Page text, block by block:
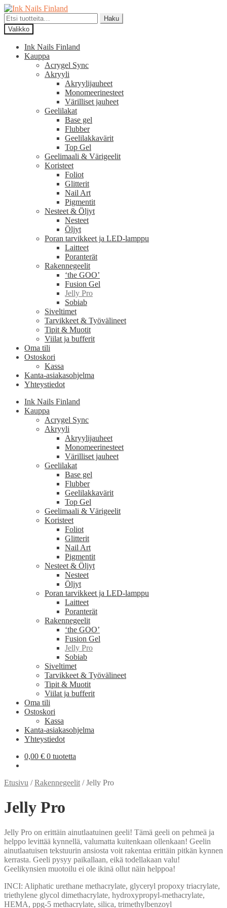
Siirry
navigointiin
Siirry
sisältöön
Etsi:
Haku
Valikko
Ink Nails Finland
Kauppa
Acrygel Sync
Akryyli
Akryylijauheet
Monomeerinesteet
Värilliset jauheet
Geelilakat
Base gel
Flubber
Geelilakkavärit
Top Gel
Geelimaali & Värigeelit
Koristeet
Foliot
Glitterit
Nail Art
Pigmentit
Nesteet & Öljyt
Nesteet
Öljyt
Poran tarvikkeet ja LED-lamppu
Laitteet
Poranterät
Rakennegeelit
‘the GOO’
Fusion Gel
Jelly Pro
Sobiab
Siveltimet
Tarvikkeet & Työvälineet
Tipit & Muotit
Viilat ja bufferit
Oma tili
Ostoskori
Kassa
Kanta-asiakasohjelma
Yhteystiedot
Ink Nails Finland
Kauppa
Acrygel Sync
Akryyli
Akryylijauheet
Monomeerinesteet
Värilliset jauheet
Geelilakat
Base gel
Flubber
Geelilakkavärit
Top Gel
Geelimaali & Värigeelit
Koristeet
Foliot
Glitterit
Nail Art
Pigmentit
Nesteet & Öljyt
Nesteet
Öljyt
Poran tarvikkeet ja LED-lamppu
Laitteet
Poranterät
Rakennegeelit
‘the GOO’
Fusion Gel
Jelly Pro
Sobiab
Siveltimet
Tarvikkeet & Työvälineet
Tipit & Muotit
Viilat ja bufferit
Oma tili
Ostoskori
Kassa
Kanta-asiakasohjelma
Yhteystiedot
0,00 € 0 tuotetta
Etusivu /Rakennegeelit /Jelly Pro
Jelly Pro
Jelly Pro on erittäin ainutlaatuinen geeli! Tämä geeli on pehmeä ja
helppo levittää kynnellä, valumatta kuitenkaan ollenkaan! Geelin
ainutlaatuisen tekstuurin ansiosta voit rakentaa erittäin pitkän kynnen
kerrasta. Geeli pysyy paikallaan, eikä todellakaan valu!
Geelikynsien muotoilu ei ole ikinä ollut näin helppoa!
INCI: Aliphatic urethane methacrylate, glyceryl propoxy triacrylate,
triethylene glycol dimethacrylate, hydroxypropyl-methacrylate,
HEMA, ppg-5 methacrylate, silica, trimethylbenzoyl